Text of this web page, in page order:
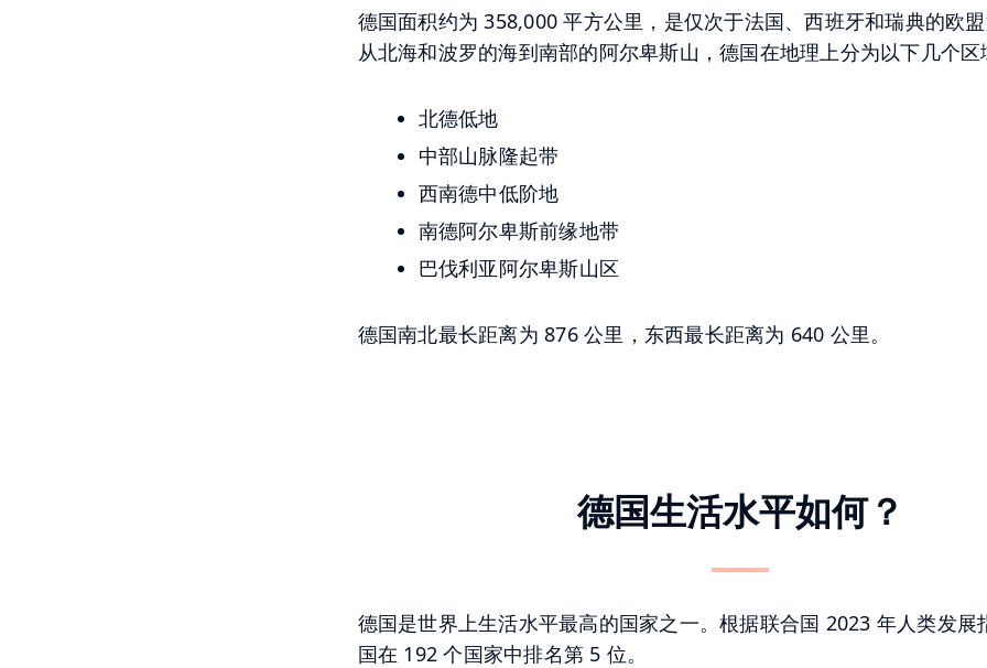
德国面积约为 358,000 平方公里，是仅次于法国、西班牙和瑞典的欧盟
从北海和波罗的海到南部的阿尔卑斯山，德国在地理上分为以下几个区
北德低地
中部山脉隆起带
西南德中低阶地
南德阿尔卑斯前缘地带
巴伐利亚阿尔卑斯山区
德国南北最长距离为 876 公里，东西最长距离为 640 公里。
德国生活水平如何？
德国是世界上生活水平最高的国家之一。根据联合国 2023 年人类发展
国在 192 个国家中排名第 5 位。